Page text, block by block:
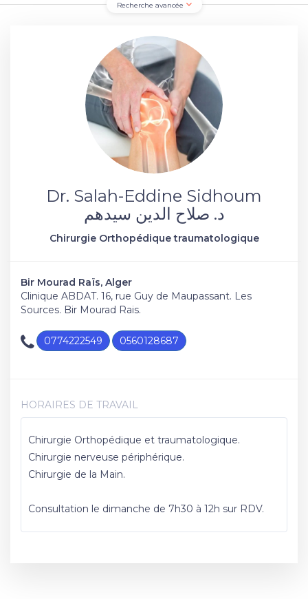
Recherche avancée
Dr. Salah-Eddine Sidhoum
د. صلاح الدين سيدهم
Chirurgie Orthopédique traumatologique
Bir Mourad Raïs, Alger
Clinique ABDAT. 16, rue Guy de Maupassant. Les
Sources. Bir Mourad Rais.
0774222549 0560128687
HORAIRES DE TRAVAIL
Chirurgie Orthopédique et traumatologique.
Chirurgie nerveuse périphérique.
Chirurgie de la Main.
Consultation le dimanche de 7h30 à 12h sur RDV.